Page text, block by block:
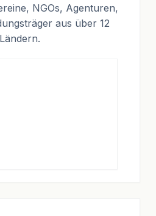
NGOs, Agenturen,
aus über 12
Ländern.